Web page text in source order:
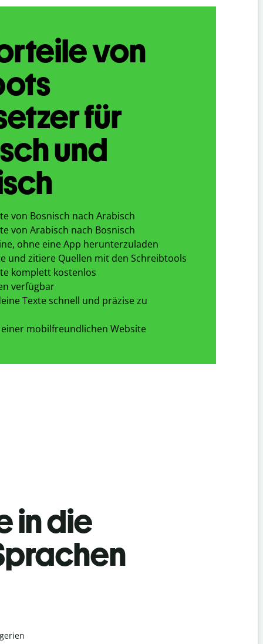
von
für
und
von Bosnisch nach Arabisch
von Arabisch nach Bosnisch
ohne eine App herunterzuladen
und zitiere Quellen mit den Schreibtools
komplett kostenlos
verfügbar
Texte schnell und präzise zu
mobilfreundlichen Website
in die